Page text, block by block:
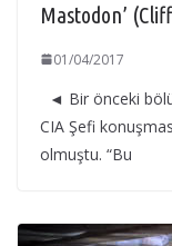
Mastodon’
01/04/2017
◄ Bir önceki
CIA Şefi
olmuştu. “Bu